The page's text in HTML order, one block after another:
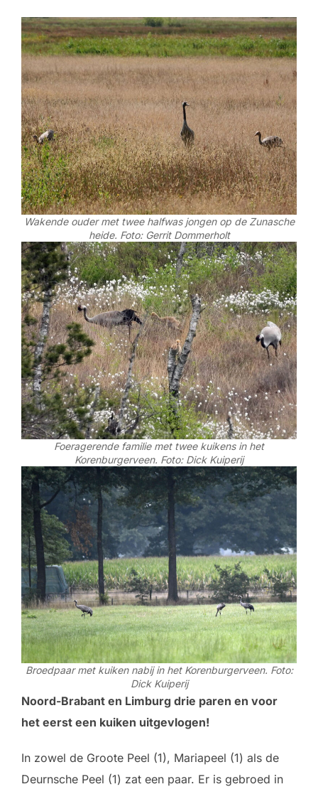
Wakende ouder met twee halfwas jongen op de Zunasche
heide. Foto: Gerrit Dommerholt
Foeragerende familie met twee kuikens in het
Korenburgerveen. Foto: Dick Kuiperij
Broedpaar met kuiken nabij in het Korenburgerveen. Foto:
Dick Kuiperij
Noord-Brabant en Limburg drie paren en voor
het eerst een kuiken uitgevlogen!
In zowel de Groote Peel (1), Mariapeel (1) als de
Deurnsche Peel (1) zat een paar. Er is gebroed in